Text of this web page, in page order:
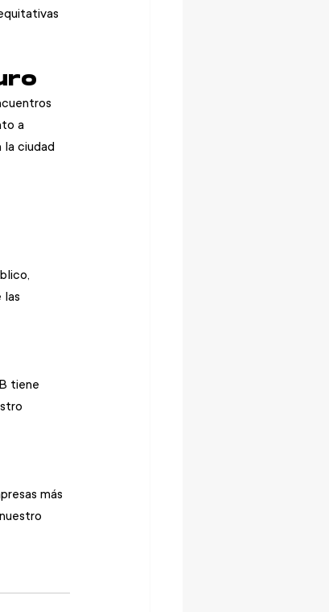
a
la ciudad
las
tiene
más